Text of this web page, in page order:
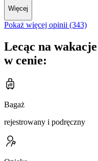
Więcej
Pokaż więcej opinii (343)
Lecąc na
w cenie:
Bagaż
rejestrowany i podręczny